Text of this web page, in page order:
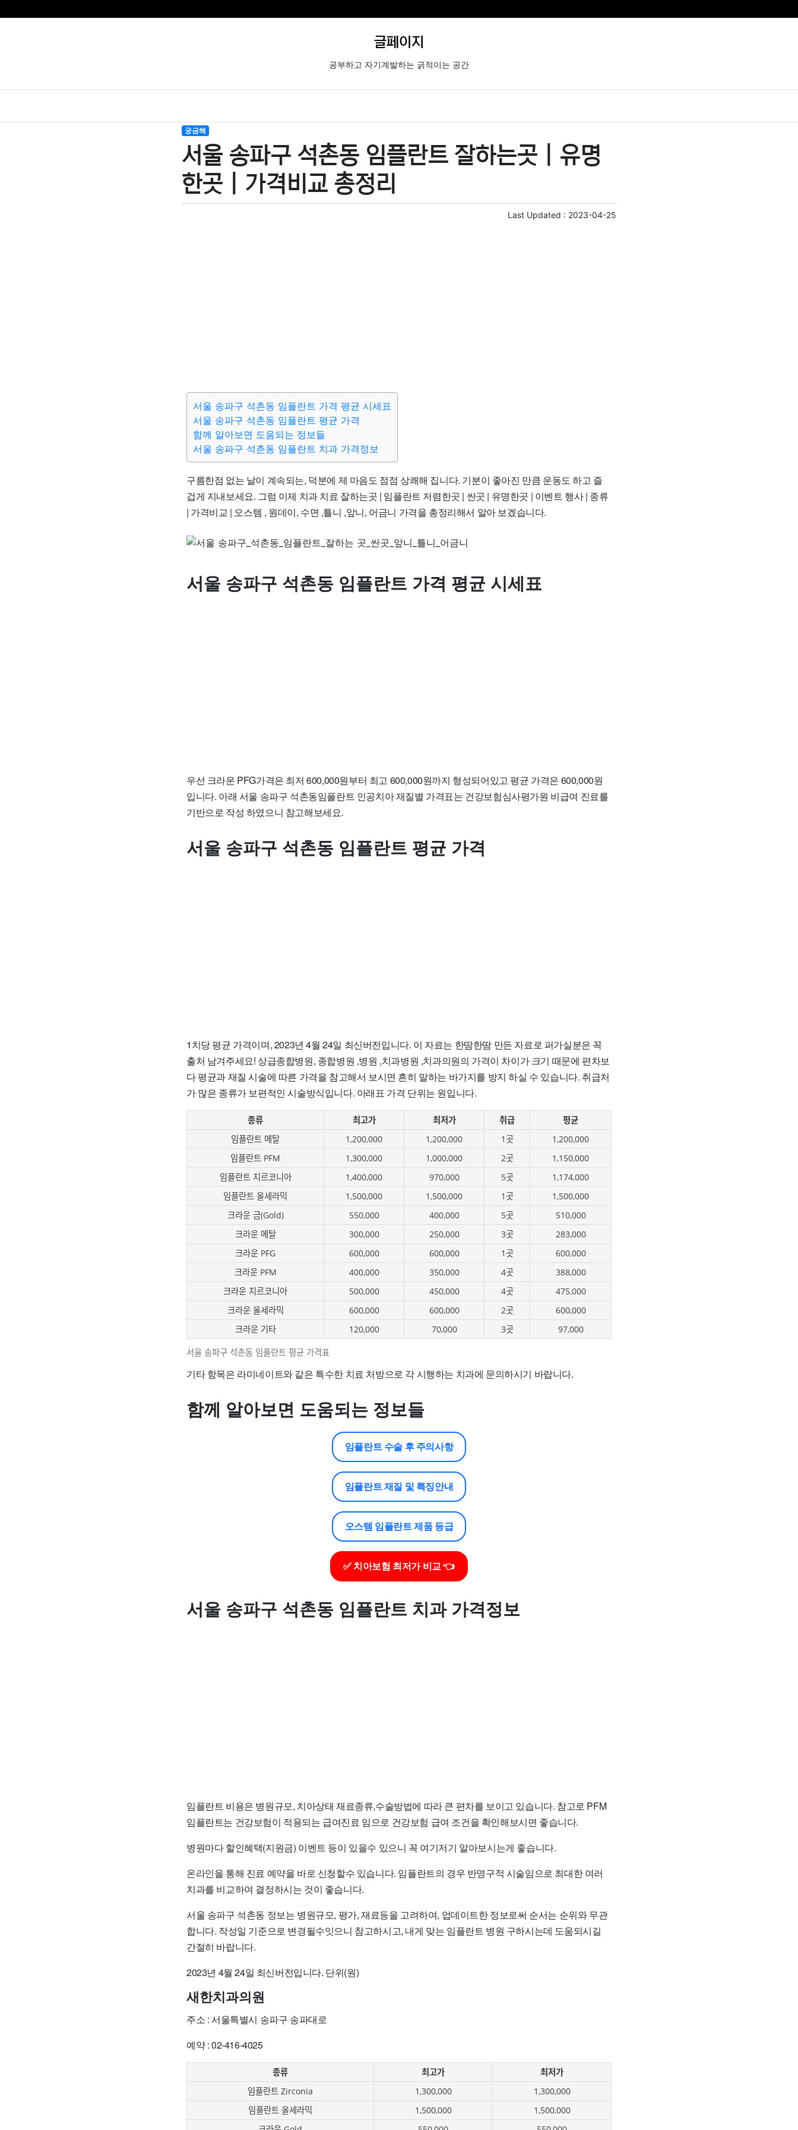
글페이지
공부하고 자기계발하는 긁적이는 공간
궁금해
서울 송파구 석촌동 임플란트 잘하는곳 | 유명
한곳 | 가격비교 총정리
Last Updated : 2023-04-25
서울 송파구 석촌동 임플란트 가격 평균 시세표
서울 송파구 석촌동 임플란트 평균 가격
함께 알아보면 도움되는 정보들
서울 송파구 석촌동 임플란트 치과 가격정보
구름한점 없는 날이 계속되는, 덕분에 제 마음도 점점 상쾌해 집니다. 기분이 좋아진 만큼 운동도 하고 즐
겁게 지내보세요. 그럼 이제 치과 치료 잘하는곳 | 임플란트 저렴한곳 | 싼곳 | 유명한곳 | 이벤트 행사 | 종류
| 가격비교 | 오스템 , 원데이, 수면 ,틀니 ,앞니, 어금니 가격을 총정리해서 알아 보겠습니다.
서울 송파구 석촌동 임플란트 가격 평균 시세표
우선 크라운 PFG가격은 최저 600,000원부터 최고 600,000원까지 형성되어있고 평균 가격은 600,000원
입니다. 아래 서울 송파구 석촌동임플란트 인공치아 재질별 가격표는 건강보험심사평가원 비급여 진료를
기반으로 작성 하였으니 참고해보세요.
서울 송파구 석촌동 임플란트 평균 가격
1치당 평균 가격이며, 2023년 4월 24일 최신버전입니다. 이 자료는 한땀한땀 만든 자료로 퍼가실분은 꼭
출처 남겨주세요! 상급종합병원, 종합병원 ,병원 ,치과병원 ,치과의원의 가격이 차이가 크기 때문에 편차보
다 평균과 재질 시술에 따른 가격을 참고해서 보시면 흔히 말하는 바가지를 방지 하실 수 있습니다. 취급처
가 많은 종류가 보편적인 시술방식입니다. 아래표 가격 단위는 원입니다.
서울 송파구 석촌동 임플란트 평균 가격표
종류 최고가 최저가 취급
평균
임플란트 메탈
1,200,000 1,200,000 1곳
1,200,000
임플란트 PFM
1,300,000 1,000,000 2곳
1,150,000
임플란트 지르코니아
1,400,000 970,000 5곳
1,174,000
임플란트 올세라믹
1,500,000 1,500,000 1곳
1,500,000
크라운 금(Gold)
550,000 400,000 5곳
510,000
크라운 메탈
300,000 250,000 3곳
283,000
크라운 PFG
600,000 600,000 1곳
600,000
크라운 PFM
400,000 350,000 4곳
388,000
크라운 지르코니아
500,000 450,000 4곳
475,000
크라운 올세라믹
600,000 600,000 2곳
600,000
크라운 기타
120,000 70,000 3곳 97,000
기타 항목은 라미네이트와 같은 특수한 치료 처방으로 각 시행하는 치과에 문의하시기 바랍니다.
함께 알아보면 도움되는 정보들
임플란트 수술 후 주의사항
임플란트 재질 및 특징안내
오스템 임플란트 제품 등급
✅ 치아보험 최저가 비교 👈
서울 송파구 석촌동 임플란트 치과 가격정보
임플란트 비용은 병원규모, 치아상태 재료종류,수술방법에 따라 큰 편차를 보이고 있습니다. 참고로 PFM
임플란트는 건강보험이 적용되는 급여진료 임으로 건강보험 급여 조건을 확인해보시면 좋습니다.
병원마다 할인혜택(지원금) 이벤트 등이 있을수 있으니 꼭 여기저기 알아보시는게 좋습니다.
온라인을 통해 진료 예약을 바로 신청할수 있습니다. 임플란트의 경우 반영구적 시술임으로 최대한 여러
치과를 비교하여 결정하시는 것이 좋습니다.
서울 송파구 석촌동 정보는 병원규모, 평가, 재료등을 고려하여, 업데이트한 정보로써 순서는 순위와 무관
합니다. 작성일 기준으로 변경될수잇으니 참고하시고, 내게 맞는 임플란트 병원 구하시는데 도움되시길
간절히 바랍니다.
2023년 4월 24일 최신버전입니다. 단위(원)
새한치과의원
주소 : 서울특별시 송파구 송파대로
예약 : 02-416-4025
종류 최고가
최저가
임플란트 Zirconia
1,300,000
1,300,000
임플란트 올세라믹
1,500,000
1,500,000